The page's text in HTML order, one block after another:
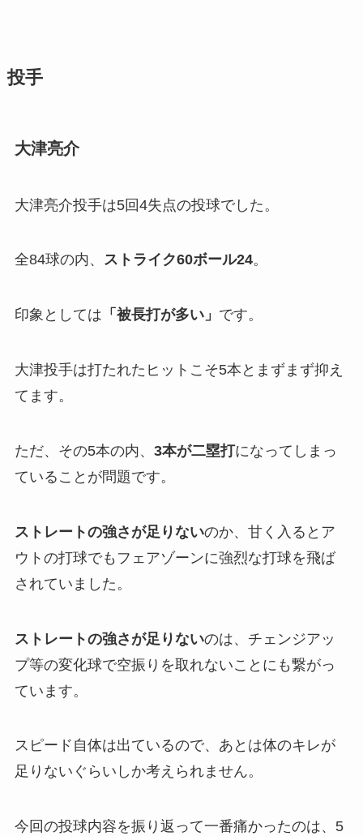
投手
大津亮介
大津亮介投手は5回4失点の投球でした。
全84球の内、 ストライク60ボール24。
印象としては 「被長打が多い」 です。
大津投手は打たれたヒットこそ5本とまずまず抑え
てます。
ただ、その5本の内、 3本が二塁打になってしまっ
ていることが問題です。
ストレートの強さが足りないのか、甘く入るとア
ウトの打球でもフェアゾーンに強烈な打球を飛ば
されていました。
ストレートの強さが足りないのは、チェンジアッ
プ等の変化球で空振りを取れないことにも繋がっ
ています。
スピード自体は出ているので、あとは体のキレが
足りないぐらいしか考えられません。
今回の投球内容を振り返って一番痛かったのは、5